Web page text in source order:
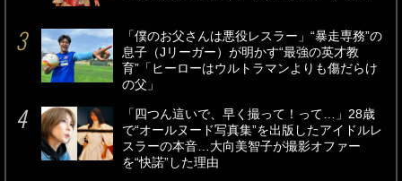
「僕のお父さんは悪役レスラー」“暴走専務”の
息子（Jリーガー）が明かす“最強の英才教
育”「ヒーローはウルトラマンよりも傷だらけ
の父」
「四つん這いで、早く撮って！って…」28歳
で“オールヌード写真集”を出版したアイドルレ
スラーの本音…大向美智子が撮影オファー
を“快諾”した理由